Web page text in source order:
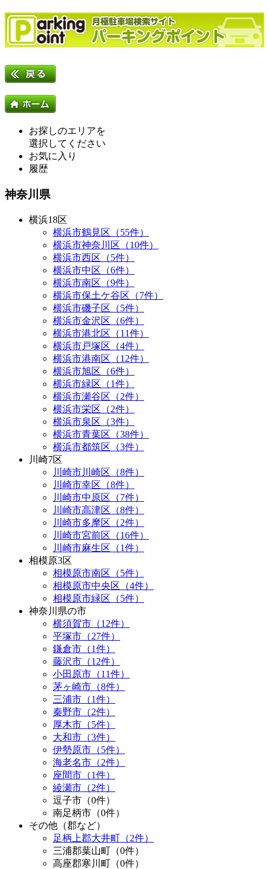
お探しのエリアを
選択してください
お気に入り
履歴
神奈川県
横浜18区
横浜市鶴見区（55件）
横浜市神奈川区（10件）
横浜市西区（5件）
横浜市中区（6件）
横浜市南区（9件）
横浜市保土ケ谷区（7件）
横浜市磯子区（5件）
横浜市金沢区（6件）
横浜市港北区（11件）
横浜市戸塚区（4件）
横浜市港南区（12件）
横浜市旭区（6件）
横浜市緑区（1件）
横浜市瀬谷区（2件）
横浜市栄区（2件）
横浜市泉区（3件）
横浜市青葉区（38件）
横浜市都筑区（3件）
川崎7区
川崎市川崎区（8件）
川崎市幸区（8件）
川崎市中原区（7件）
川崎市高津区（8件）
川崎市多摩区（2件）
川崎市宮前区（16件）
川崎市麻生区（1件）
相模原3区
相模原市南区（5件）
相模原市中央区（4件）
相模原市緑区（5件）
神奈川県の市
横須賀市（12件）
平塚市（27件）
鎌倉市（1件）
藤沢市（12件）
小田原市（11件）
茅ヶ崎市（8件）
三浦市（1件）
秦野市（2件）
厚木市（5件）
大和市（3件）
伊勢原市（5件）
海老名市（2件）
座間市（1件）
綾瀬市（2件）
逗子市（0件）
南足柄市（0件）
その他（郡など）
足柄上郡大井町（2件）
三浦郡葉山町（0件）
高座郡寒川町（0件）